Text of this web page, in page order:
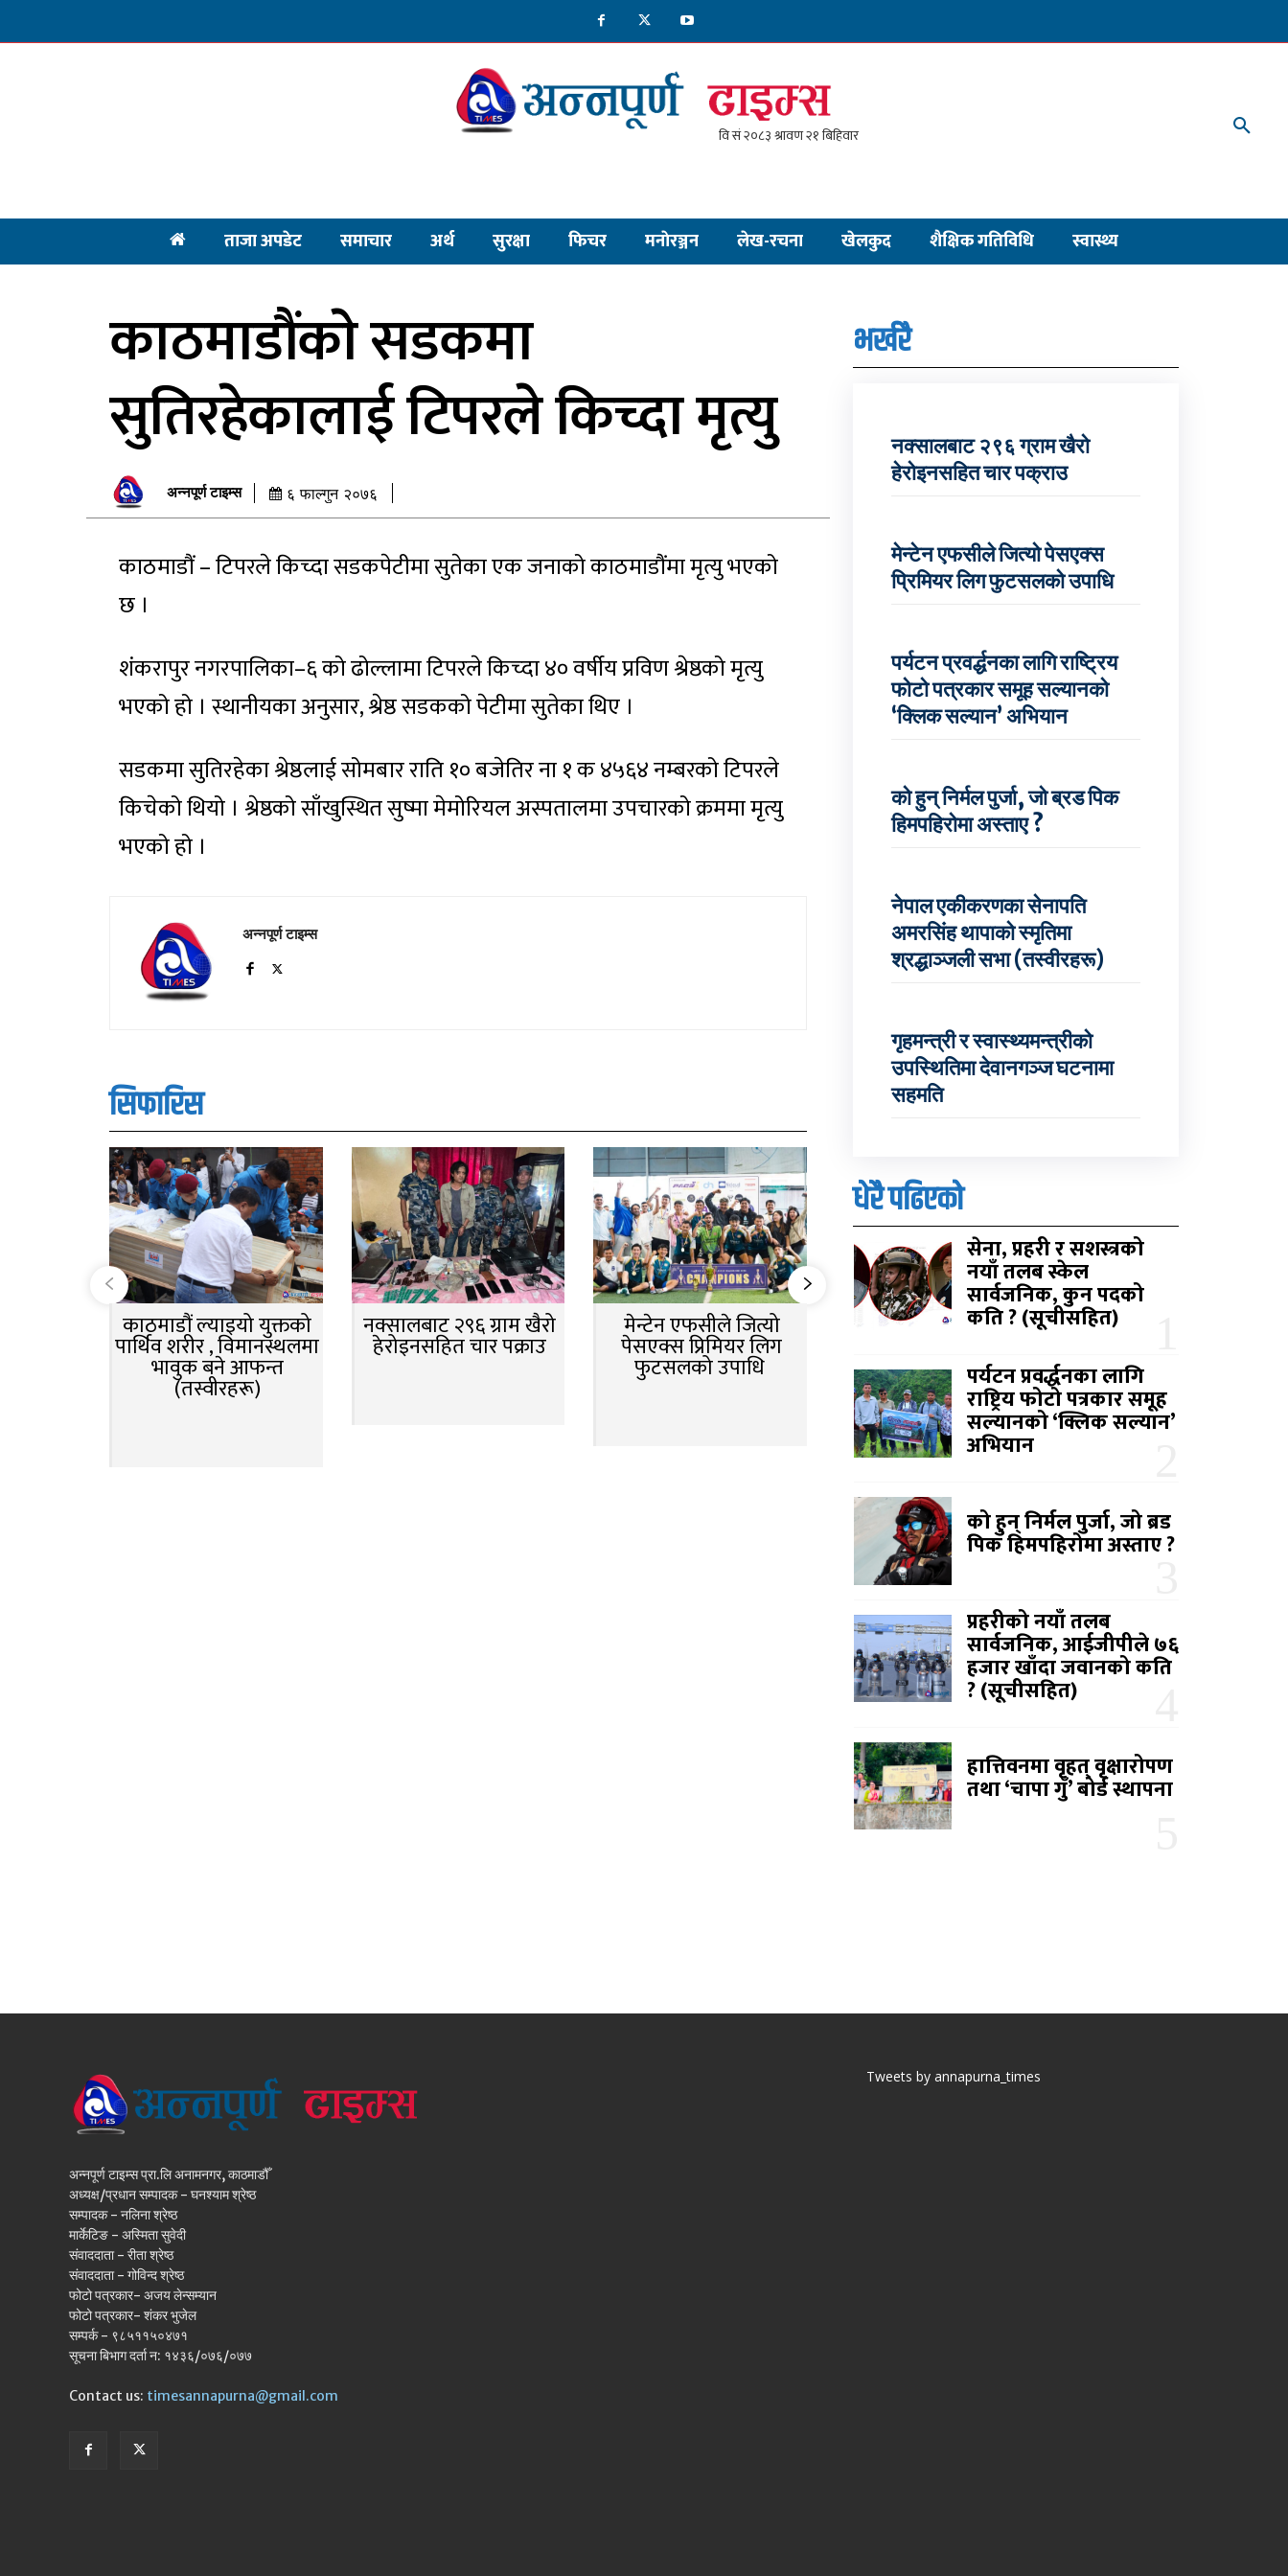
ताजा अपडेट समाचार अर्थ सुरक्षा फिचर मनाेरञ्जन लेख-रचना खेलकुद शैक्षिक गतिविधि स्वास्थ्य
काठमाडौंकाे सडकमा
सुतिरहेकालाई टिपरले किच्दा मृत्यु
अन्नपूर्ण टाइम्स ६ फाल्गुन २०७६
काठमाडौं – टिपरले किच्दा सडकपेटीमा सुतेका एक जनाको काठमाडौंमा मृत्यु भएको
छ ।
शंकरापुर नगरपालिका–६ को ढोल्लामा टिपरले किच्दा ४० वर्षीय प्रविण श्रेष्ठको मृत्यु
भएको हो । स्थानीयका अनुसार, श्रेष्ठ सडकको पेटीमा सुतेका थिए ।
सडकमा सुतिरहेका श्रेष्ठलाई सोमबार राति १० बजेतिर ना १ क ४५६४ नम्बरको टिपरले
किचेको थियो । श्रेष्ठको साँखुस्थित सुष्मा मेमोरियल अस्पतालमा उपचारको क्रममा मृत्यु
भएको हो ।
अन्नपूर्ण टाइम्स
सिफारिस
काठमाडौं ल्याइयो युक्तको
पार्थिव शरीर , विमानस्थलमा
भावुक बने आफन्त
(तस्वीरहरू)
नक्सालबाट २९६ ग्राम खैरो
हेरोइनसहित चार पक्राउ
मेन्टेन एफसीले जित्यो
पेसएक्स प्रिमियर लिग
फुटसलको उपाधि
भर्खरै
नक्सालबाट २९६ ग्राम खैरो
हेरोइनसहित चार पक्राउ
मेन्टेन एफसीले जित्यो पेसएक्स
प्रिमियर लिग फुटसलको उपाधि
पर्यटन प्रवर्द्धनका लागि राष्ट्रिय
फोटो पत्रकार समूह सल्यानको
‘क्लिक सल्यान’ अभियान
को हुन् निर्मल पुर्जा, जो ब्रड पिक
हिमपहिरोमा अस्ताए ?
नेपाल एकीकरणका सेनापति
अमरसिंह थापाको स्मृतिमा
श्रद्धाञ्जली सभा (तस्वीरहरू)
गृहमन्त्री र स्वास्थ्यमन्त्रीको
उपस्थितिमा देवानगञ्ज घटनामा
सहमति
धेरै पढिएको
सेना, प्रहरी र सशस्त्रको
नयाँ तलब स्केल
सार्वजनिक, कुन पदको
कति ? (सूचीसहित)
पर्यटन प्रवर्द्धनका लागि
राष्ट्रिय फोटो पत्रकार समूह
सल्यानको ‘क्लिक सल्यान’
अभियान
को हुन् निर्मल पुर्जा, जो ब्रड
पिक हिमपहिरोमा अस्ताए ?
प्रहरीको नयाँ तलब
सार्वजनिक, आईजीपीले ७६
हजार खाँदा जवानको कति
? (सूचीसहित)
हात्तिवनमा वृहत् वृक्षारोपण
तथा ‘चापा गुँ’ बोर्ड स्थापना
अन्नपूर्ण टाइम्स प्रा.लि अनामनगर, काठमाडौँ
अध्यक्ष/प्रधान सम्पादक - घनश्याम श्रेष्ठ
सम्पादक - नलिना श्रेष्ठ
मार्केटिङ - अस्मिता सुवेदी
संवाददाता - रीता श्रेष्ठ
संवाददाता - गोविन्द श्रेष्ठ
फोटो पत्रकार- अजय लेन्सम्यान
फोटो पत्रकार- शंकर भुजेल
सम्पर्क - ९८५११५०४७१
सूचना बिभाग दर्ता न: १४३६/०७६/०७७
Contact us: timesannapurna@gmail.com
Tweets by annapurna_times